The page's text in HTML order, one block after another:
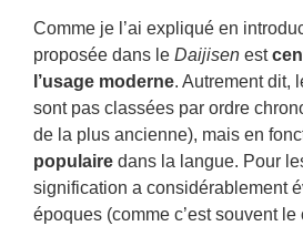
Comme je l’ai expliqué en
proposée dans le Daijisen est
l’usage moderne. Autrement dit,
sont pas classées par ordre
de la plus ancienne), mais en
populaire dans la langue. Pour
signification a considérablement
époques (comme c’est souvent